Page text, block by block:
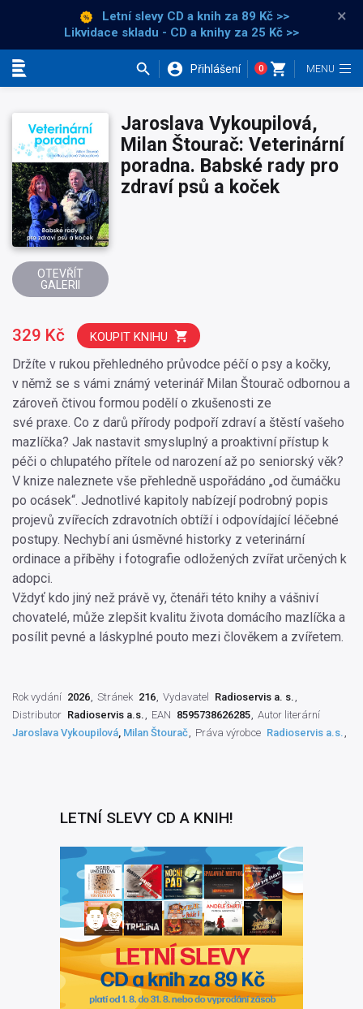
Letní slevy CD a knih za 89 Kč >>
Likvidace skladu - CD a knihy za 25 Kč >>
×
Přihlášení 0
OTEVŘÍT
GALERII
Jaroslava Vykoupilová,
Milan Štourač: Veterinární
poradna. Babské rady pro
zdraví psů a koček
Držíte v rukou přehledného průvodce péčí o psy a kočky,
v němž se s vámi známý veterinář Milan Štourač odbornou a
zároveň čtivou formou podělí o zkušenosti ze
své praxe. Co z darů přírody podpoří zdraví a štěstí vašeho
mazlíčka? Jak nastavit smysluplný a proaktivní přístup k
péči o chlupatého přítele od narození až po seniorský věk?
V knize naleznete vše přehledně uspořádáno „od čumáčku
po ocásek“. Jednotlivé kapitoly nabízejí podrobný popis
projevů zvířecích zdravotních obtíží i odpovídající léčebné
postupy. Nechybí ani úsměvné historky z veterinární
ordinace a příběhy i fotografie odložených zvířat určených k
adopci.
Vždyť kdo jiný než právě vy, čtenáři této knihy a vášniví
chovatelé, může zlepšit kvalitu života domácího mazlíčka a
posílit pevné a láskyplné pouto mezi člověkem a zvířetem.
329 Kč KOUPIT KNIHU
Rok vydání 2026 Stránek 216 Vydavatel
Radioservis a. s.
Distributor Radioservis a.s. EAN 8595738626285 Autor literární
Jaroslava Vykoupilová Milan Štourač Práva výrobce Radioservis a.s.
LETNÍ SLEVY CD A KNIH!